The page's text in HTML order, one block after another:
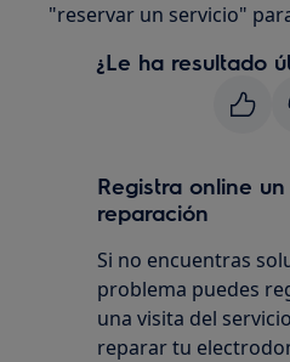
"reservar un servicio"
¿Le ha resultado
Registra online
reparación
Si no encuentras
problema puedes
una visita del
reparar tu